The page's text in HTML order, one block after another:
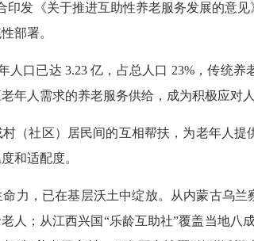
印发《关于推进互助性养老服务发展的意
部署。
人口已达 3.23 亿，占总人口 23%，传统
年人需求的养老服务供给，成为积极应对
（社区）居民间的互相帮扶，为老年人
和适配度。
力，已在基层沃土中绽放。从内蒙古乌
人；从江西兴国“乐龄互助社”覆盖当地